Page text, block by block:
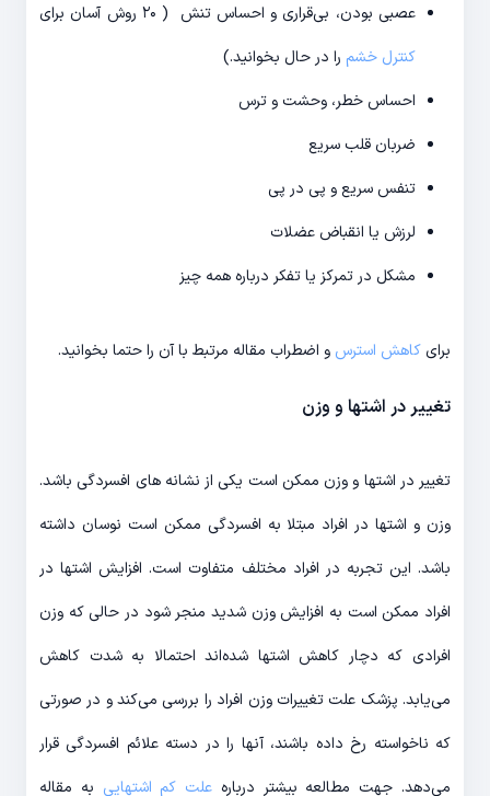
عصبی بودن، بی‎‌قراری و احساس تنش ( ۲۰ روش آسان برای
کنترل خشم را در حال بخوانید.)
احساس خطر، وحشت و ترس
ضربان قلب سریع
تنفس سریع و پی در پی
لرزش یا انقباض عضلات
مشکل در تمرکز یا تفکر درباره همه چیز
برایکاهش استرس و اضطراب مقاله مرتبط با آن را حتما بخوانید.
تغییر در اشتها و وزن
تغییر در اشتها و وزن ممکن است یکی از نشانه‌ های افسردگی باشد.
وزن و اشتها در افراد مبتلا به افسردگی ممکن است نوسان داشته
باشد. این تجربه در افراد مختلف متفاوت است. افزایش اشتها در
افراد ممکن است به افزایش وزن شدید منجر شود در حالی که وزن
افرادی که دچار کاهش اشتها شده‌‎اند احتمالا به شدت کاهش
می‌‎یابد. پزشک علت تغییرات وزن افراد را بررسی می‌‎کند و در صورتی
که ناخواسته رخ داده باشند، آن‎ها را در دسته علائم افسردگی قرار
می‌‎دهد. جهت مطالعه بیشتر درباره
علت کم اشتهایی به مقاله